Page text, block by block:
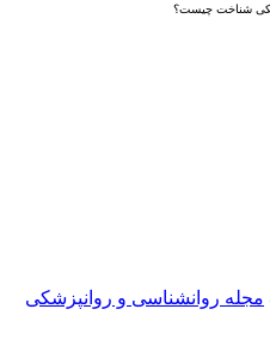
شناخت چیست؟
روانشناسی و روانپزشکی